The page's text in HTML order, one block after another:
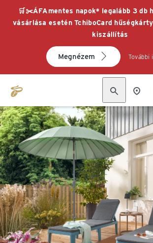
🛒✂️ÁFAmentes napok* legalább 3 db
vásárlása esetén TchiboCard
kiszállítás
Megnézem További